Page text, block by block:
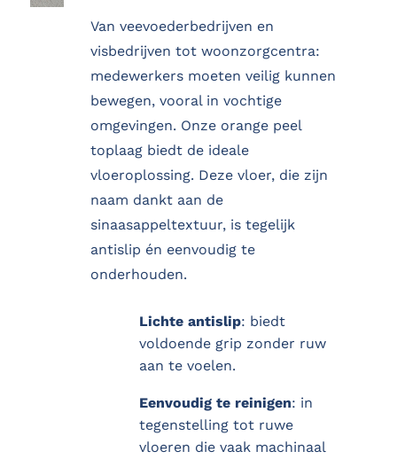
Van veevoederbedrijven en
visbedrijven tot woonzorgcentra:
medewerkers moeten veilig kunnen
bewegen, vooral in vochtige
omgevingen. Onze orange peel
toplaag biedt de ideale
vloeroplossing. Deze vloer, die zijn
naam dankt aan de
sinaasappeltextuur, is tegelijk
antislip én eenvoudig te
onderhouden.
Lichte antislip: biedt
voldoende grip zonder ruw
aan te voelen.
Eenvoudig te reinigen: in
tegenstelling tot ruwe
vloeren die vaak machinaal